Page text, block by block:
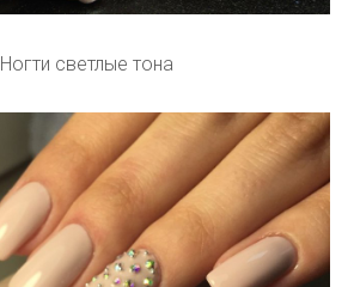
Ногти светлые тона